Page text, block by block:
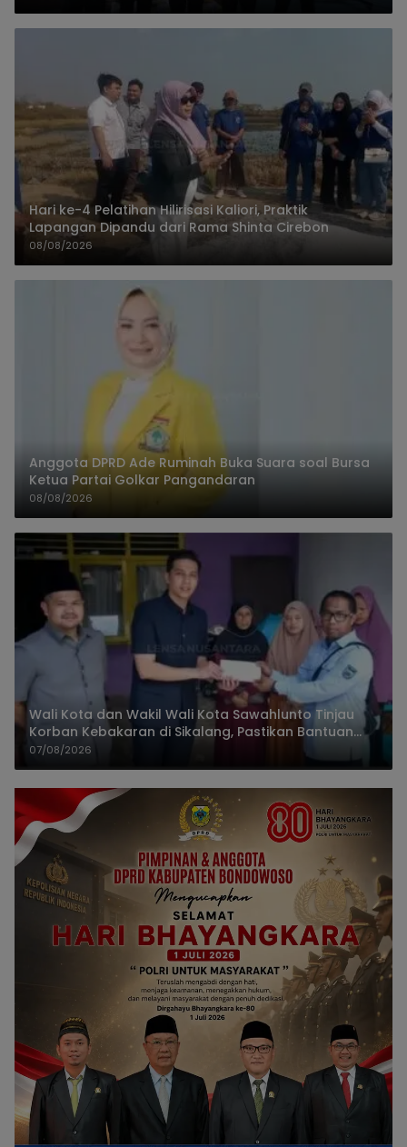
Hari ke-4 Pelatihan Hilirisasi Kaliori, Praktik
Lapangan Dipandu dari Rama Shinta Cirebon
08/08/2026
Anggota DPRD Ade Ruminah Buka Suara soal Bursa
Ketua Partai Golkar Pangandaran
08/08/2026
Wali Kota dan Wakil Wali Kota Sawahlunto Tinjau
Korban Kebakaran di Sikalang, Pastikan Bantuan
dan Perkuat Mitigasi Bencana
07/08/2026